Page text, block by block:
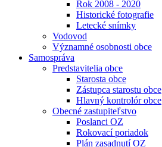
Rok 2008 - 2020
Historické fotografie
Letecké snímky
Vodovod
Významné osobnosti obce
Samospráva
Predstavitelia obce
Starosta obce
Zástupca starostu obce
Hlavný kontrolór obce
Obecné zastupiteľstvo
Poslanci OZ
Rokovací poriadok
Plán zasadnutí OZ